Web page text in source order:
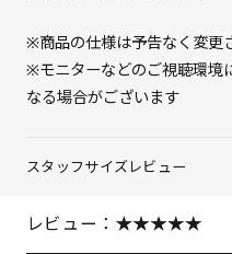
23.5cm 入荷お知ら
24cm 入荷お知らせ
24.5cm × 在庫なし
※商品の仕様は予告なく変更
※モニターなどのご視聴環境
なる場合がございます
スタッフサイズレビュー
レビュー：